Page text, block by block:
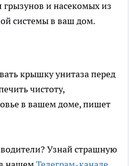
и насекомых из
системы в ваш дом.
крышку унитаза перед
чистоту,
в вашем доме, пишет
Узнай страшную